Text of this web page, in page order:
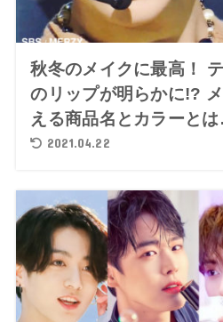
秋冬のメイクに最高！
のリップが明らかに!?
える商品名とカラーと
2021.04.22